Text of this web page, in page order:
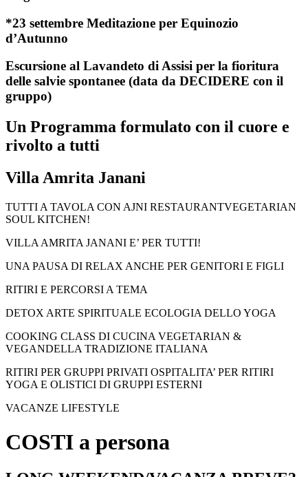
*23 settembre Meditazione per Equinozio
d’Autunno
Escursione al Lavandeto di Assisi per la fioritura
delle salvie spontanee (data da DECIDERE con il
gruppo)
​Un Programma formulato con il cuore e
rivolto a tutti
Villa Amrita Janani
TUTTI A TAVOLA CON AJNI RESTAURANTVEGETARIAN
SOUL KITCHEN!
VILLA AMRITA JANANI E’ PER TUTTI!
UNA PAUSA DI RELAX ANCHE PER GENITORI E FIGLI
RITIRI E PERCORSI A TEMA
DETOX ARTE SPIRITUALE ECOLOGIA DELLO YOGA
COOKING CLASS DI CUCINA VEGETARIAN &
VEGANDELLA TRADIZIONE ITALIANA
RITIRI PER GRUPPI PRIVATI OSPITALITA’ PER RITIRI
YOGA E OLISTICI DI GRUPPI ESTERNI
VACANZE LIFESTYLE
COSTI a persona